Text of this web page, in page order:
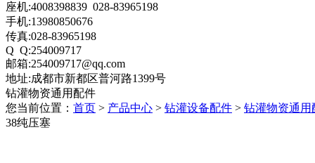
座机:4008398839 028-83965198
手机:13980850676
传真:028-83965198
Q Q:254009717
邮箱:254009717@qq.com
地址:成都市新都区普河路1399号
钻灌物资通用配件
您当前位置： 首页 > 产品中心 > 钻灌设备配件 > 钻灌物资通用
38纯压塞